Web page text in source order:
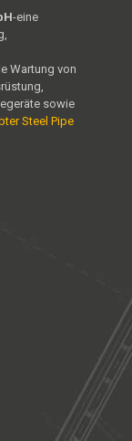
-eine
Wartung von
sowie
Steel Pipe